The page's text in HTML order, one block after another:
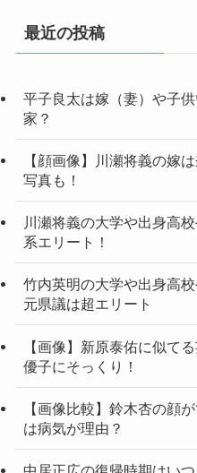
最近の投稿
平子良太は嫁（妻）や子
家？
【顔画像】川瀬将義の嫁
写真も！
川瀬将義の大学や出身高
系エリート！
竹内英明の大学や出身高
元県議は超エリート
【画像】新原泰佑に似て
優子にそっくり！
【画像比較】鈴木杏の顔
は病気が理由？